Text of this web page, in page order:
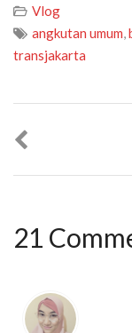
Vlog
angkutan umum,
transjakarta
21